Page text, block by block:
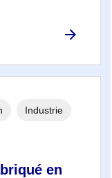
en
Industrie